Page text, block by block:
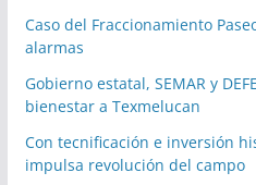
Caso del Fraccionamiento
alarmas
Gobierno estatal, SEMAR y
bienestar a Texmelucan
Con tecnificación e inversión
impulsa revolución del campo